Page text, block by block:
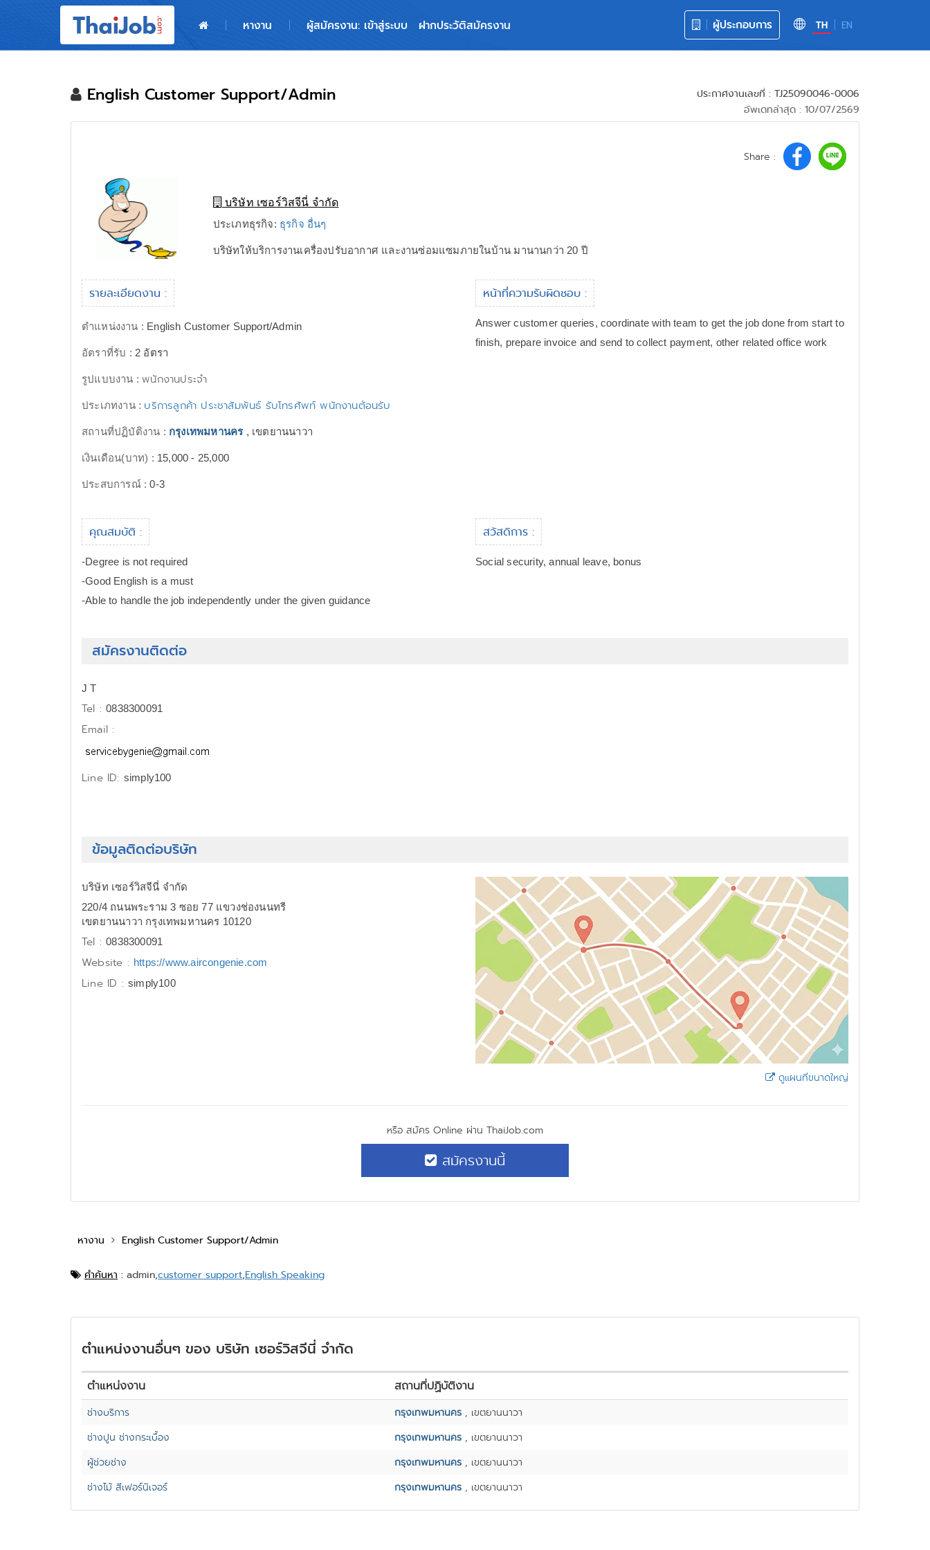
TH EN
ผู้ประกอบการ
หางาน ผู้สมัครงาน: เข้าสู่ระบบ ฝากประวัติสมัครงาน
ผู้สมัครงาน: เข้าสู่ระบบ
สำหรับผู้ประกอบการ
English Customer Support/Admin
ประกาศงานเลขที่ : TJ25090046-0006
อัพเดทล่าสุด : 10/07/2569
Share :
บริษัท เซอร์วิสจีนี่ จำกัด
ประเภทธุรกิจ: ธุรกิจ อื่นๆ
บริษัทให้บริการงานเครื่องปรับอากาศ และงานซ่อมแซมภายในบ้าน มานานกว่า 20 ปี
รายละเอียดงาน :
ตำแหน่งงาน : English Customer Support/Admin
อัตราที่รับ : 2 อัตรา
รูปแบบงาน :พนักงานประจำ
ประเภทงาน : บริการลูกค้า ประชาสัมพันธ์ รับโทรศัพท์ พนักงานต้อนรับ
สถานที่ปฏิบัติงาน : กรุงเทพมหานคร, เขตยานนาวา
เงินเดือน(บาท) : 15,000 - 25,000
ประสบการณ์ :0-3
หน้าที่ความรับผิดชอบ :
Answer customer queries, coordinate with team to get the job done from start to
finish, prepare invoice and send to collect payment, other related office work
คุณสมบัติ :
-Degree is not required
-Good English is a must
-Able to handle the job independently under the given guidance
สวัสดิการ :
Social security, annual leave, bonus
สมัครงานติดต่อ
J T
Tel :0838300091
Email :
Line ID: simply100
ข้อมูลติดต่อบริษัท
บริษัท เซอร์วิสจีนี่ จำกัด
220/4 ถนนพระราม 3 ซอย 77 แขวงช่องนนทรี
เขตยานนาวา กรุงเทพมหานคร 10120
Tel :0838300091
Website : https://www.aircongenie.com
Line ID : simply100
ดูแผนที่ขนาดใหญ่
หรือ สมัคร Online ผ่าน ThaiJob.com
สมัครงานนี้
หางาน English Customer Support/Admin
คำค้นหา : admin,customer support,English Speaking
ตำแหน่งงานอื่นๆ ของ บริษัท เซอร์วิสจีนี่ จำกัด
ตำแหน่งงาน สถานที่ปฏิบัติงาน
ช่างบริการ กรุงเทพมหานคร , เขตยานนาวา
ช่างปูน ช่างกระเบื้อง
กรุงเทพมหานคร , เขตยานนาวา
ผู้ช่วยช่าง
กรุงเทพมหานคร , เขตยานนาวา
ช่างไม้ สีเฟอร์นิเจอร์
กรุงเทพมหานคร , เขตยานนาวา